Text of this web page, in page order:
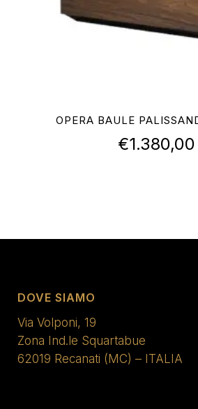
OPERA BAULE
€1.380,00
DOVE SIAMO
Via Volponi, 19
Zona Ind.le Squartabue
62019 Recanati (MC) – ITALIA